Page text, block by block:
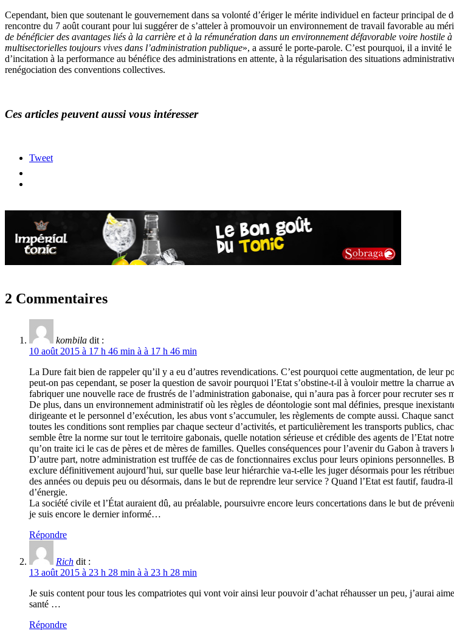
Cependant, bien que soutenant le gouvernement dans sa volonté d’ériger le mérite individuel en facteur principal de
rencontre du 7 août courant pour lui suggérer de s’atteler à promouvoir un environnement de travail favorable au
de bénéficier des avantages liés à la carrière et à la rémunération dans un environnement défavorable voire
multisectorielles toujours vives dans l’administration publique», a assuré le porte-parole. C’est pourquoi, il a invité
d’incitation à la performance au bénéfice des administrations en attente, à la régularisation des situations
renégociation des conventions collectives.
Ces articles peuvent aussi vous intéresser
Tweet
2 Commentaires
kombila dit :
10 août 2015 à 17 h 46 min à à 17 h 46 min
La Dure fait bien de rappeler qu’il y a eu d’autres revendications. C’est pourquoi cette augmentation, de
peut-on pas cependant, se poser la question de savoir pourquoi l’Etat s’obstine-t-il à vouloir mettre la
fabriquer une nouvelle race de frustrés de l’administration gabonaise, qui n’aura pas à forcer pour recruter
De plus, dans un environnement administratif où les règles de déontologie sont mal définies, presque
dirigeante et le personnel d’exécution, les abus vont s’accumuler, les règlements de compte aussi. Chaque
toutes les conditions sont remplies par chaque secteur d’activités, et particulièrement les transports publics,
semble être la norme sur tout le territoire gabonais, quelle notation sérieuse et crédible des agents de l’Etat
qu’on traite ici le cas de pères et de mères de familles. Quelles conséquences pour l’avenir du Gabon à travers
D’autre part, notre administration est truffée de cas de fonctionnaires exclus pour leurs opinions personnelles.
exclure définitivement aujourd’hui, sur quelle base leur hiérarchie va-t-elle les juger désormais pour les
des années ou depuis peu ou désormais, dans le but de reprendre leur service ? Quand l’Etat est fautif,
d’énergie.
La société civile et l’État auraient dû, au préalable, poursuivre encore leurs concertations dans le but de
je suis encore le dernier informé…
Répondre
Rich dit :
13 août 2015 à 23 h 28 min à à 23 h 28 min
Je suis content pour tous les compatriotes qui vont voir ainsi leur pouvoir d’achat réhausser un peu, j’aurai
santé …
Répondre